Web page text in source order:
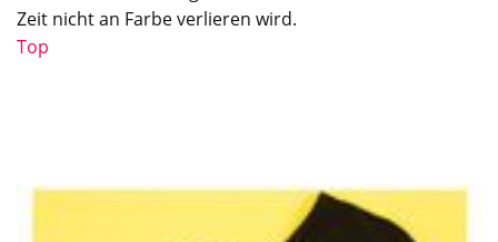
Zeit nicht an Farbe verlieren wird.
Top